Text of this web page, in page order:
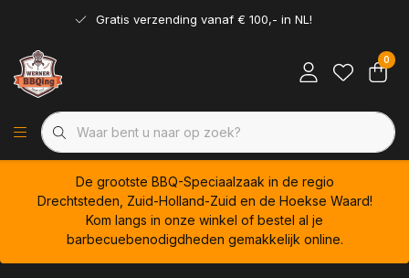
Gratis verzending vanaf € 100,- in NL!
0
De grootste BBQ-Speciaalzaak in de regio
Drechtsteden, Zuid-Holland-Zuid en de Hoekse Waard!
Kom langs in onze winkel of bestel al je
barbecuebenodigdheden gemakkelijk online.